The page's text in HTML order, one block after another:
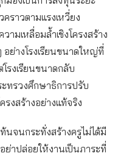
ราวตามแรงเหวี่ยง
ามเหลื่อมล้ำเชิงโครงสร้าง
อย่างโรงเรียนขนาดใหญ่ที่
รงเรียนขนาดกลับ
ทรวงศึกษาธิการปรับ
งสร้างอย่างแท้จริง
นจนกระทั่งสร้างครูไม่ได้มี
ย่าปล่อยให้งานเป็นภาระที่